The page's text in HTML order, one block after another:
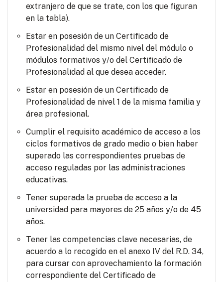
extranjero de que se trate, con los que figuran
en la tabla).
Estar en posesión de un Certificado de
Profesionalidad del mismo nivel del módulo o
módulos formativos y/o del Certificado de
Profesionalidad al que desea acceder.
Estar en posesión de un Certificado de
Profesionalidad de nivel 1 de la misma familia y
área profesional.
Cumplir el requisito académico de acceso a los
ciclos formativos de grado medio o bien haber
superado las correspondientes pruebas de
acceso reguladas por las administraciones
educativas.
Tener superada la prueba de acceso a la
universidad para mayores de 25 años y/o de 45
años.
Tener las competencias clave necesarias, de
acuerdo a lo recogido en el anexo IV del R.D. 34,
para cursar con aprovechamiento la formación
correspondiente del Certificado de